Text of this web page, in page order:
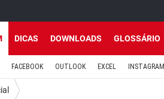
DICAS DOWNLOADS GLOSSÁRIO
FACEBOOK OUTLOOK EXCEL INSTAGRAM